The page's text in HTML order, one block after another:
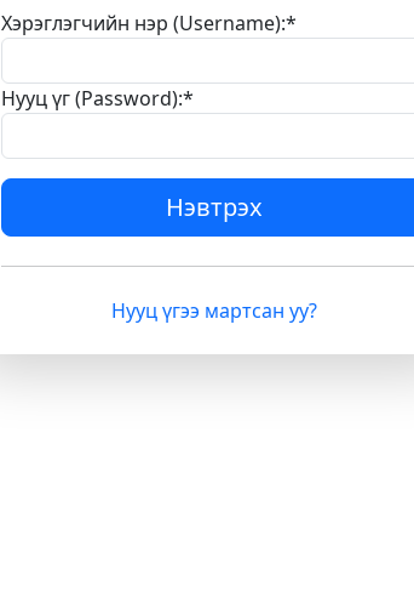
Хэрэглэгчийн нэр (Username):*
Нууц үг (Password):*
Нэвтрэх
Нууц үгээ мартсан уу?